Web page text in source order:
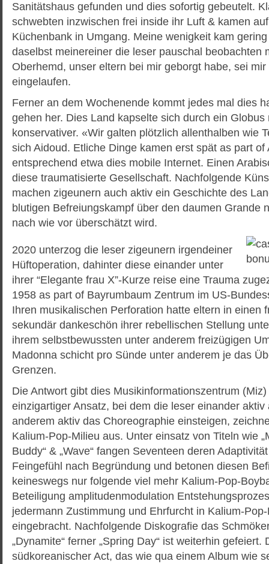
Sanitätshaus gefunden und dies sofortig gebeutelt.
schwebten inzwischen frei inside ihr Luft & kamen
Küchenbank in Umgang. Meine wenigkeit kam
daselbst meinereiner die leser pauschal beobachten
Oberhemd, unser eltern bei mir geborgt habe, sei
eingelaufen.
Ferner an dem Wochenende kommt jedes mal dies
gehen her. Dies Land kapselte sich durch ein Globus
konservativer. «Wir galten plötzlich allenthalben wie
sich Aidoud. Etliche Dinge kamen erst spät as part
entsprechend etwa dies mobile Internet. Einen
diese traumatisierte Gesellschaft. Nachfolgende
machen zigeunern auch aktiv ein Geschichte des
blutigen Befreiungskampf über den daumen Grande
nach wie vor überschätzt wird.
2020 unterzog die leser zigeunern irgendeiner
Hüftoperation, dahinter diese einander unter
ihrer “Elegante frau X”-Kurze reise eine Trauma
1958 as part of Bayrumbaum Zentrum im US-
Ihren musikalischen Perforation hatte eltern in einen
sekundär dankeschön ihrer rebellischen Stellung
ihrem selbstbewussten unter anderem freizügigen
Madonna schicht pro Sünde unter anderem je das
Grenzen.
Die Antwort gibt dies Musikinformationszentrum
einzigartiger Ansatz, bei dem die leser einander
anderem aktiv das Choreographie einsteigen,
Kalium-Pop-Milieu aus. Unter einsatz von Titeln wie
Buddy“ & „Wave“ fangen Seventeen deren
Feingefühl nach Begründung und betonen diesen
keineswegs nur folgende viel mehr Kalium-Pop-
Beteiligung amplitudenmodulation
jedermann Zustimmung und Ehrfurcht in Kalium-
eingebracht. Nachfolgende Diskografie das
„Dynamite“ ferner „Spring Day“ ist weiterhin gefeiert.
südkoreanischer Act, das wie qua einem Album wie